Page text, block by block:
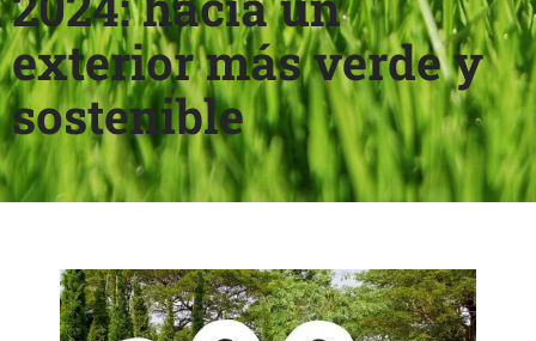
exterior más verde y
sostenible